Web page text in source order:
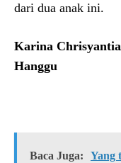
dari dua anak ini.
Karina Chrisyantia
Hanggu
Baca Juga:
Yang